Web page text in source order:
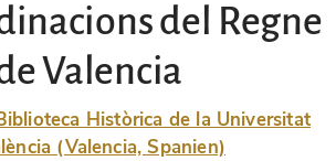
del Regne
Valencia
Històrica de la Universitat
(Valencia, Spanien)